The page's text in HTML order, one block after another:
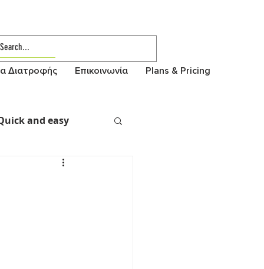
Διατροφής Επικοινωνία Plans & Pricing
and easy